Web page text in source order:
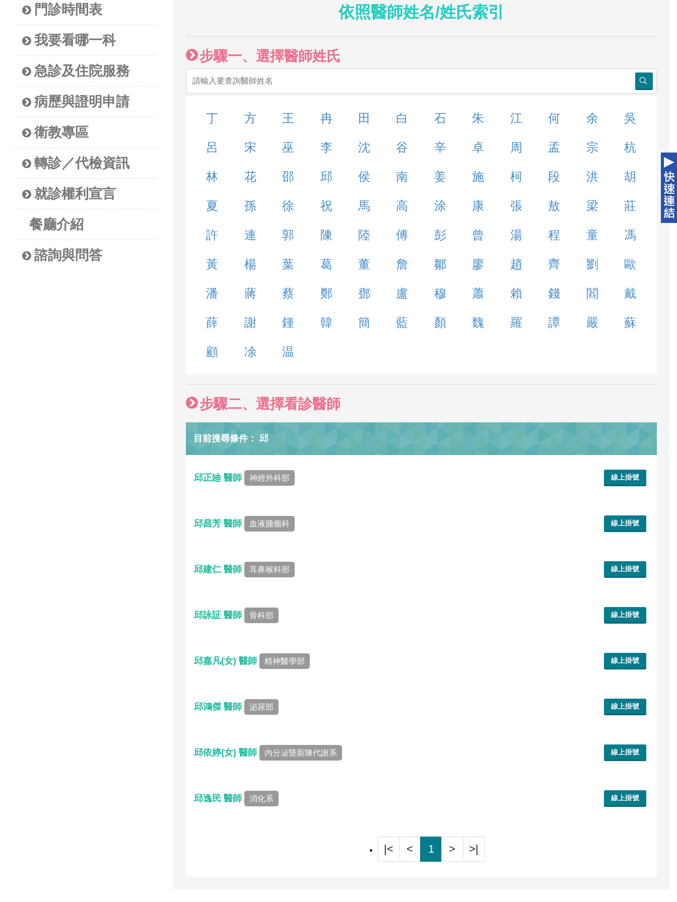
門診時間表
我要看哪一科
急診及住院服務
病歷與證明申請
衛教專區
轉診／代檢資訊
就診權利宣言
餐廳介紹
諮詢與問答
依照醫師姓名/姓氏索引
步驟一、選擇醫師姓氏
丁 方 王 冉 田 白 石 朱 江 何 余 吳
呂 宋 巫 李 沈 谷 辛 卓 周 孟 宗 杭
林 花 邵 邱 侯 南 姜 施 柯 段 洪 胡
夏 孫 徐 祝 馬 高 涂 康 張 敖 梁 莊
許 連 郭 陳 陸 傅 彭 曾 湯 程 童 馮
黃 楊 葉 葛 董 詹 鄒 廖 趙 齊 劉 歐
潘 蔣 蔡 鄭 鄧 盧 穆 蕭 賴 錢 閻 戴
薛 謝 鍾 韓 簡 藍 顏 魏 羅 譚 嚴 蘇
顧 凃 温
步驟二、選擇看診醫師
目前搜尋條件： 邱
邱正廸 醫師 神經外科部 線上掛號
邱昌芳 醫師 血液腫瘤科 線上掛號
邱建仁 醫師 耳鼻喉科部 線上掛號
邱詠証 醫師 骨科部 線上掛號
邱嘉凡(女) 醫師 精神醫學部 線上掛號
邱鴻傑 醫師 泌尿部 線上掛號
邱依婷(女) 醫師 內分泌暨新陳代謝系 線上掛號
邱逸民 醫師 消化系 線上掛號
|< < 1 > >|